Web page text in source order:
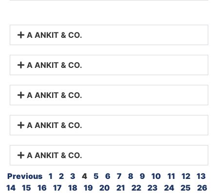
A ANKIT & CO.
A ANKIT & CO.
A ANKIT & CO.
A ANKIT & CO.
A ANKIT & CO.
Previous 1 2 3 4 5 6 7 8 9 10 11 12
13
14
15 16 17 18 19 20 21 22 23 24 25
26